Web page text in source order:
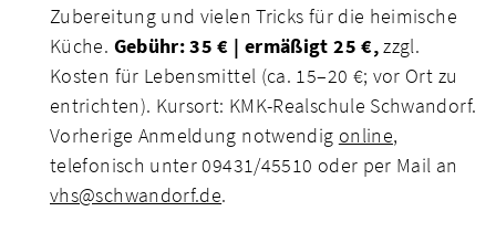
Zubereitung und vielen Tricks für die heimische
Küche. Gebühr: 35 € | ermäßigt 25 €,zzgl.
Kosten für Lebensmittel (ca. 15–20 €; vor Ort zu
entrichten). Kursort: KMK-Realschule Schwandorf.
Vorherige Anmeldung notwendig online,
telefonisch unter 09431/45510 oder per Mail an
vhs@schwandorf.de.